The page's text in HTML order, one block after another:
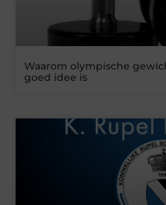
Waarom olympische
goed idee is